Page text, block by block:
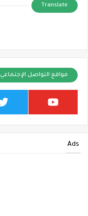
Translate
مواقع التواصل الإجتماعي
Ads